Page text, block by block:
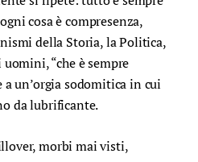
cosa è compresenza,
della Storia, la Politica,
“che è sempre
un’orgia sodomitica in cui
da lubrificante.
morbi mai visti,